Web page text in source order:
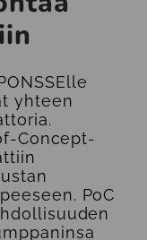
yhteen
Concept-
PoC